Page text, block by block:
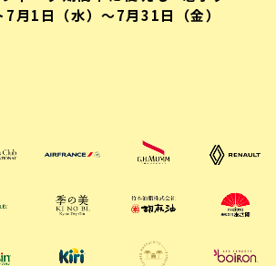
7月1日（水）〜7月31日（金）